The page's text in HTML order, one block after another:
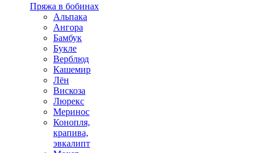
Пряжа в бобинах
Альпака
Ангора
Бамбук
Букле
Верблюд
Кашемир
Лён
Вискоза
Люрекс
Меринос
Конопля,
крапива,
эвкалипт